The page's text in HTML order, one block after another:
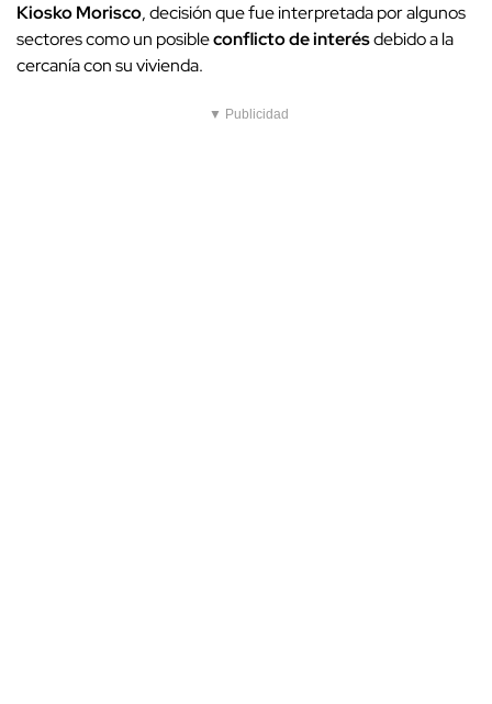
Kiosko Morisco, decisión que fue interpretada por algunos
sectores como un posibleconflicto de interésdebido a la
cercanía con su vivienda.
▼ Publicidad